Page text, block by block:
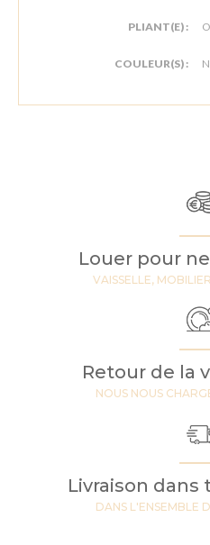
PLIANT(E) :
COULEUR(S) :
Louer pour
VAISSELLE,
Retour de la
NOUS NOUS
Livraison dans
DANS L'ENSEMBLE